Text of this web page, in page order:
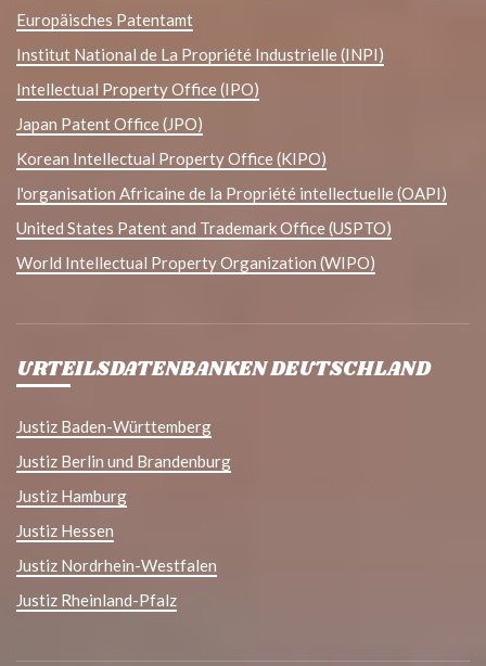
Europäisches Patentamt
Institut National de La Propriété Industrielle (INPI)
Intellectual Property Office (IPO)
Japan Patent Office (JPO)
Korean Intellectual Property Office (KIPO)
l'organisation Africaine de la Propriété intellectuelle (OAPI)
United States Patent and Trademark Office (USPTO)
World Intellectual Property Organization (WIPO)
URTEILSDATENBANKEN DEUTSCHLAND
Justiz Baden-Württemberg
Justiz Berlin und Brandenburg
Justiz Hamburg
Justiz Hessen
Justiz Nordrhein-Westfalen
Justiz Rheinland-Pfalz